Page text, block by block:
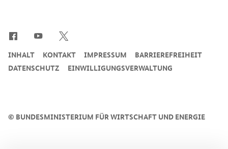
© BUNDESMINISTERIUM FÜR WIRTSCHAFT UND ENERGIE
INHALT KONTAKT IMPRESSUM
BARRIEREFREIHEIT
DATENSCHUTZ
EINWILLIGUNGSVERWALTUNG